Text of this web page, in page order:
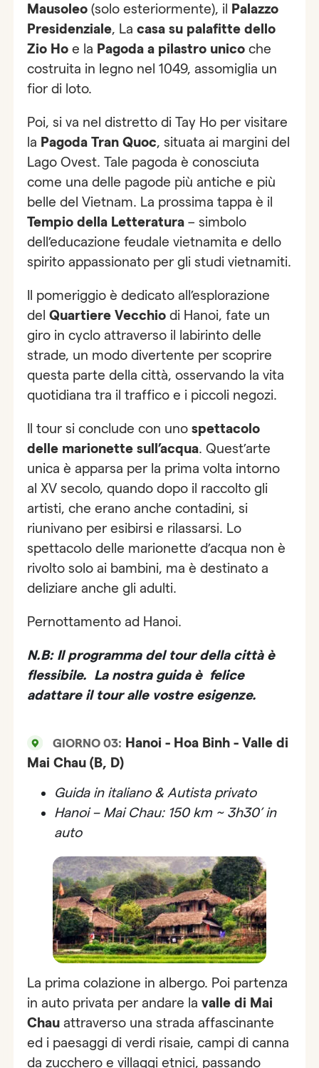
Mausoleo (solo esteriormente), il Palazzo
Presidenziale, Lacasa su palafitte dello
Zio Ho e la Pagoda a pilastro unico che
costruita in legno nel 1049, assomiglia un
fior di loto.
Poi, si va nel distretto di Tay Ho per visitare
la Pagoda Tran Quoc, situata ai margini del
Lago Ovest. Tale pagoda è conosciuta
come una delle pagode più antiche e più
belle del Vietnam. La prossima tappa è il
Tempio della Letteratura – simbolo
dell’educazione feudale vietnamita e dello
spirito appassionato per gli studi vietnamiti.
Il pomeriggio è dedicato all’esplorazione
delQuartiere Vecchiodi Hanoi, fate un
giro in cyclo attraverso il labirinto delle
strade, un modo divertente per scoprire
questa parte della città, osservando la vita
quotidiana tra il traffico e i piccoli negozi.
Il tour si conclude con unospettacolo
delle marionette sull’acqua. Quest’arte
unica è apparsa per la prima volta intorno
al XV secolo, quando dopo il raccolto gli
artisti, che erano anche contadini, si
riunivano per esibirsi e rilassarsi. Lo
spettacolo delle marionette d’acqua non è
rivolto solo ai bambini, ma è destinato a
deliziare anche gli adulti.
Pernottamento ad Hanoi.
N.B: Il programma del tour della città è
flessibile. La nostra guida è felice
adattare il tour alle vostre esigenze.
GIORNO 03: Hanoi - Hoa Binh - Valle di
Mai Chau (B, D)
Guida in italiano & Autista privato
Hanoi – Mai Chau: 150 km ~ 3h30’ in
auto
La prima colazione in albergo. Poi partenza
in auto privata per andare lavalle di Mai
Chauattraverso una strada affascinante
ed i paesaggi di verdi risaie, campi di canna
da zucchero e villaggi etnici, passando